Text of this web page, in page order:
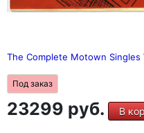
The Complete Motown Singles
Под заказ
23299 руб. В